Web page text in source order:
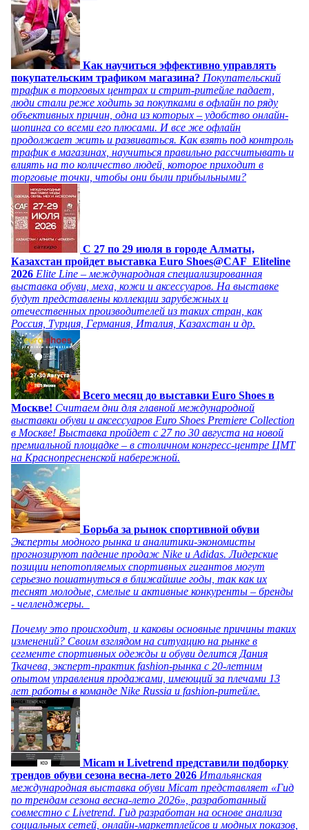
Как научиться эффективно управлять
покупательским трафиком магазина? Покупательский
трафик в торговых центрах и стрит-ритейле падает,
люди стали реже ходить за покупками в офлайн по ряду
объективных причин, одна из которых – удобство онлайн-
шопинга со всеми его плюсами. И все же офлайн
продолжает жить и развиваться. Как взять под контроль
трафик в магазинах, научиться правильно рассчитывать и
влиять на то количество людей, которое приходит в
торговые точки, чтобы они были прибыльными?
C 27 по 29 июля в городе Алматы,
Казахстан пройдет выставка Euro Shoes@CAF_Eliteline
2026 Elite Line – международная специализированная
выставка обуви, меха, кожи и аксессуаров. На выставке
будут представлены коллекции зарубежных и
отечественных производителей из таких стран, как
Россия, Турция, Германия, Италия, Казахстан и др.
Всего месяц до выставки Euro Shoes в
Москве! Считаем дни для главной международной
выставки обуви и аксессуаров Euro Shoes Premiere Collection
в Москве! Выставка пройдет с 27 по 30 августа на новой
премиальной площадке – в столичном конгресс-центре ЦМТ
на Краснопресненской набережной.
Борьба за рынок спортивной обуви
Эксперты модного рынка и аналитики-экономисты
прогнозируют падение продаж Nike и Adidas. Лидерские
позиции непотопляемых спортивных гигантов могут
серьезно пошатнуться в ближайшие годы, так как их
теснят молодые, смелые и активные конкуренты – бренды
- челленджеры.
Почему это происходит, и каковы основные причины таких
изменений? Своим взглядом на ситуацию на рынке в
сегменте спортивных одежды и обуви делится Дания
Ткачева, эксперт-практик fashion-рынка с 20-летним
опытом управления продажами, имеющий за плечами 13
лет работы в команде Nike Russia и fashion-ритейле.
Micam и Livetrend представили подборку
трендов обуви сезона весна-лето 2026 Итальянская
международная выставка обуви Micam представляет «Гид
по трендам сезона весна-лето 2026», разработанный
совместно с Livetrend. Гид разработан на основе анализа
социальных сетей, онлайн-маркетплейсов и модных показов,